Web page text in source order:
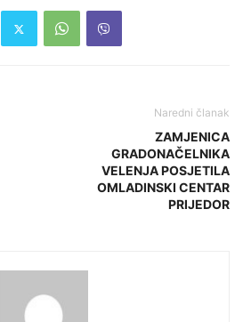
Naredni članak
ZAMJENICA
GRADONAČELNIKA
VELENJA POSJETILA
OMLADINSKI CENTAR
PRIJEDOR